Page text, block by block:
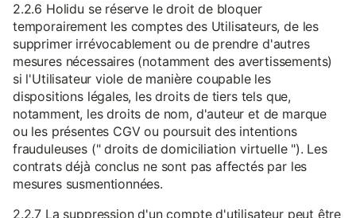
2.2.6 Holidu se réserve le droit de bloquer
temporairement les comptes des Utilisateurs, de les
supprimer irrévocablement ou de prendre d'autres
mesures nécessaires (notamment des avertissements)
si l'Utilisateur viole de manière coupable les
dispositions légales, les droits de tiers tels que,
notamment, les droits de nom, d'auteur et de marque
ou les présentes CGV ou poursuit des intentions
frauduleuses (" droits de domiciliation virtuelle "). Les
contrats déjà conclus ne sont pas affectés par les
mesures susmentionnées.
2.2.7 La suppression d'un compte d'utilisateur peut être